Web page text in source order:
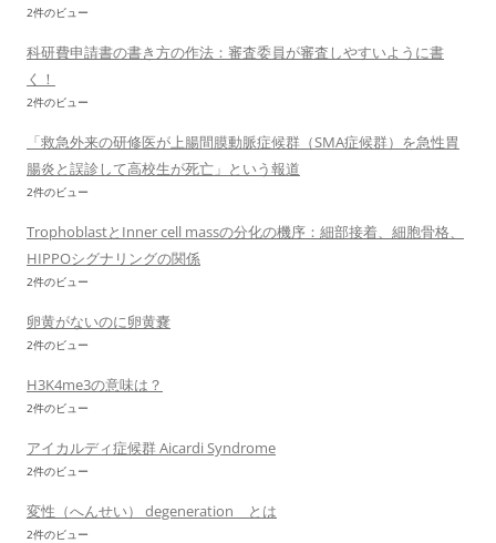
2件のビュー
科研費申請書の書き方の作法：審査委員が審査しやすいように書
く！
2件のビュー
「救急外来の研修医が上腸間膜動脈症候群（SMA症候群）を急性胃
腸炎と誤診して高校生が死亡」という報道
2件のビュー
TrophoblastとInner cell massの分化の機序：細部接着、細胞骨格、
HIPPOシグナリングの関係
2件のビュー
卵黄がないのに卵黄嚢
2件のビュー
H3K4me3の意味は？
2件のビュー
アイカルディ症候群 Aicardi Syndrome
2件のビュー
変性（へんせい） degeneration とは
2件のビュー